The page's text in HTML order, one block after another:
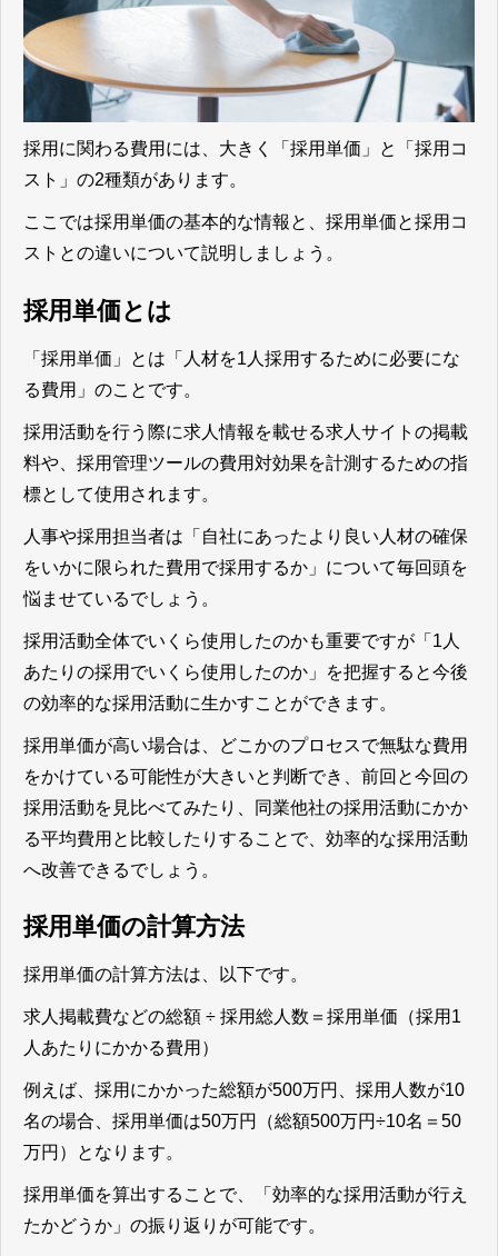
採用に関わる費用には、大きく「採用単価」と「採用コ
スト」の2種類があります。
ここでは採用単価の基本的な情報と、採用単価と採用コ
ストとの違いについて説明しましょう。
採用単価とは
「採用単価」とは「人材を1人採用するために必要にな
る費用」のこと です。
採用活動を行う際に求人情報を載せる求人サイトの掲載
料や、採用管理ツールの費用対効果を計測するための指
標として使用されます。
人事や採用担当者は「自社にあったより良い人材の確保
をいかに限られた費用で採用するか」について毎回頭を
悩ませているでしょう。
採用活動全体でいくら使用したのかも重要ですが「1人
あたりの採用でいくら使用したのか」を把握すると今後
の効率的な採用活動に生かすことができます。
採用単価が高い場合は、どこかのプロセスで無駄な費用
をかけている可能性が大きいと判断でき、前回と今回の
採用活動を見比べてみたり、同業他社の採用活動にかか
る平均費用と比較したりすることで、効率的な採用活動
へ改善できるでしょう。
採用単価の計算方法
採用単価の計算方法は、以下です。
求人掲載費などの総額 ÷ 採用総人数＝採用単価 （採用1
人あたりにかかる費用）
例えば、採用にかかった総額が500万円、採用人数が10
名の場合、採用単価は50万円（総額500万円÷10名＝50
万円）となります。
採用単価を算出することで、「効率的な採用活動が行え
たかどうか」の振り返りが可能です。